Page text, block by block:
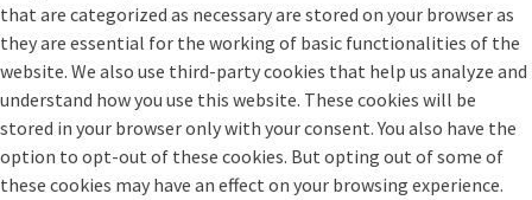
that are categorized as necessary are stored on your browser as
they are essential for the working of basic functionalities of the
website. We also use third-party cookies that help us analyze and
understand how you use this website. These cookies will be
stored in your browser only with your consent. You also have the
option to opt-out of these cookies. But opting out of some of
these cookies may have an effect on your browsing experience.